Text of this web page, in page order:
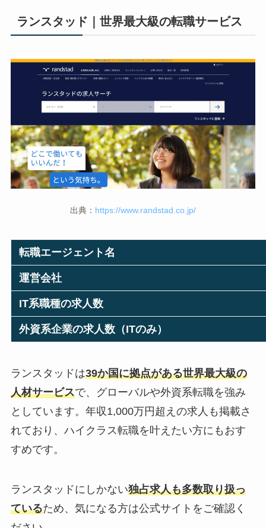
ランスタッド｜世界最大級の転職サービス
出典： https://www.randstad.co.jp/
転職エージェント名
運営会社
IT系職種の求人数
外資系企業の求人数（ITのみ）
ランスタッドは39か国に拠点がある世界最大級の
人材サービスで、グローバルや外資系転職を強み
としています。年収1,000万円超えの求人も掲載さ
れており、ハイクラス転職を叶えたい方にもおす
すめです。
ランスタッドにしかない独占求人も多数取り扱っ
ているため、気になる方は公式サイトをご確認く